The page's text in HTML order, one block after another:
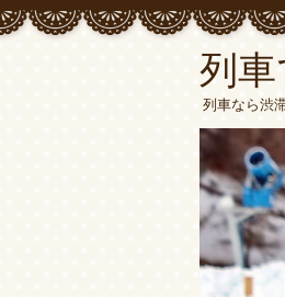
列
列車なら渋